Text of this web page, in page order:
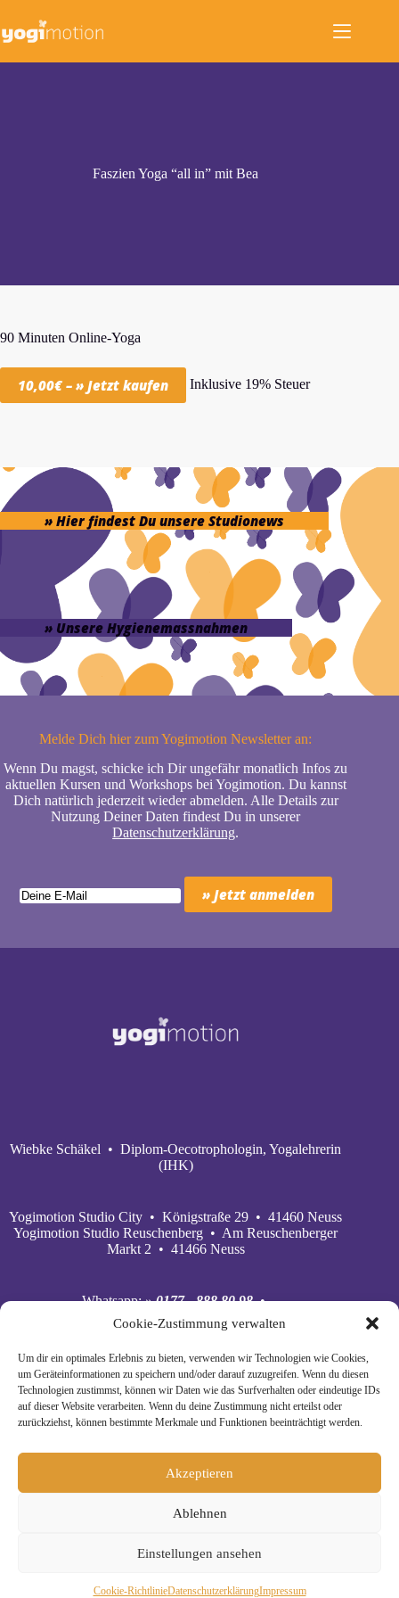
Cookie-Zustimmung verwalten
Um dir ein optimales Erlebnis zu bieten, verwenden wir Technologien wie Cookies,
um Geräteinformationen zu speichern und/oder darauf zuzugreifen. Wenn du diesen
Technologien zustimmst, können wir Daten wie das Surfverhalten oder eindeutige IDs
auf dieser Website verarbeiten. Wenn du deine Zustimmung nicht erteilst oder
zurückziehst, können bestimmte Merkmale und Funktionen beeinträchtigt werden.
Akzeptieren
Ablehnen
Einstellungen ansehen
Cookie-RichtlinieDaten­schutz­erklä­rungImpressum
springen
Faszien Yoga “all in” mit Bea
90 Minuten Online-Yoga
10,00€ – » Jetzt kaufen Inklusive 19% Steuer
» Hier findest Du unsere Studionews
» Unsere Hygienemassnahmen
Melde Dich hier zum Yogimotion Newsletter an:
Wenn Du magst, schicke ich Dir ungefähr monatlich Infos zu
aktuellen Kursen und Workshops bei Yogimotion. Du kannst
Dich natürlich jederzeit wieder abmelden. Alle Details zur
Nutzung Deiner Daten findest Du in unserer
Datenschutzerklärung.
Wiebke Schäkel • Diplom-Oecotrophologin, Yogalehrerin
(IHK)
Yogimotion Studio City • Königstraße 29 • 41460 Neuss
Yogimotion Studio Reuschenberg • Am Reuschenberger
Markt 2 • 41466 Neuss
Whatsapp:» 0177 - 888 80 98•
Mobil:
» 0177 - 888 80 98
E‑Mail:» wiebke@yogimotion.de•
Youtube:» yogimotion• XING:» Wiebke Schäkel
© Copyright 2024 Yogimotion •» Impressum•